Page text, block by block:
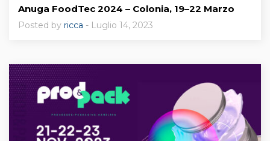
Anuga FoodTec 2024 – Colonia, 19–22 Marzo
Posted by ricca - Luglio 14, 2023